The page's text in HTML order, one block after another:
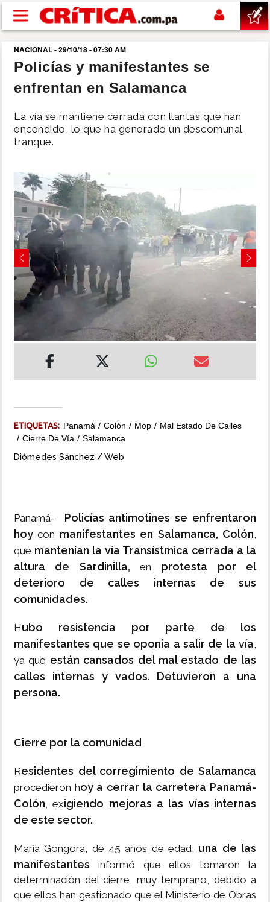
Pasar al contenido principal
buscar
SUCESOS
NACIONAL
SHOW
DEPORTES
MUNDO
INSÓLITAS
MULTIMEDIA
IMPRESO
NACIONAL - 29/10/18 - 07:30 AM
Policías y manifestantes se
enfrentan en Salamanca
La vía se mantiene cerrada con llantas que han
encendido, lo que ha generado un descomunal
tranque.
Previous Next
ETIQUETAS: Panamá Colón Mop
Mal Estado De Calles
Cierre De Vía
Salamanca
Diómedes Sánchez / Web
Panamá-
Policías antimotines se enfrentaron
hoy con manifestantes en Salamanca, Colón,
que mantenían la vía Transístmica cerrada a la
altura de Sardinilla, en protesta por el
deterioro de calles internas de sus
comunidades.
Hubo resistencia por parte de los
manifestantes que se oponía a salir de la vía,
ya que están cansados del mal estado de las
calles internas y vados. Detuvieron a una
persona.
Cierre por la comunidad
Residentes del corregimiento de Salamanca
procedieron hoy a cerrar la carretera Panamá-
Colón, exigiendo mejoras a las vías internas
de este sector.
María Gongora, de 45 años de edad, una de las
manifestantes informó que ellos tomaron la
determinación del cierre, muy temprano, debido a
que ellos han gestionado que el Ministerio de Obras